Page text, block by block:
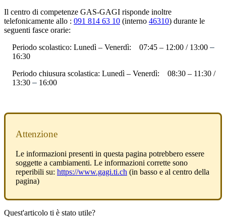
Il centro di competenze GAS-GAGI risponde inoltre
telefonicamente allo : 091 814 63 10 (interno 46310) durante le
seguenti fasce orarie:
Periodo scolastico: Lunedì – Venerdì: 07:45 – 12:00 / 13:00 –
16:30
Periodo chiusura scolastica: Lunedì – Venerdì: 08:30 – 11:30 /
13:30 – 16:00
Attenzione
Le informazioni presenti in questa pagina potrebbero essere
soggette a cambiamenti. Le informazioni corrette sono
reperibili su: https://www.gagi.ti.ch (in basso e al centro della
pagina)
Quest'articolo ti è stato utile?